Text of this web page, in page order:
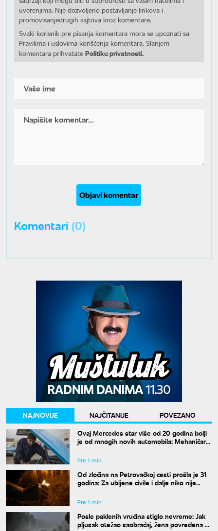
uverenjima. Nije dozvoljeno postavljanje linkova i
promovisanjedrugih sajtova kroz komentare.
Svaki korisnik pre pisanja komentara mora se upoznati sa
Pravilima i uslovima korišćenja komentara. Slanjem
komentara prihvatate Politiku privatnosti.
Objavi komentar
Komentari (0)
NAJNOVIJE NAJČITANIJE
POVEZANO
Ovaj Mercedes star više od 20 godina bolji
je od mnogih novih automobila: Mehaničar
Pre 1 min
Od zločina na Petrovačkoj cesti prošla je 31
godina: Za ubijene civile i dalje niko nije
Pre 1 min
Posle paklenih vrućina stiglo nevreme: Jak
pljusak otežao saobraćaj, žena povređena u